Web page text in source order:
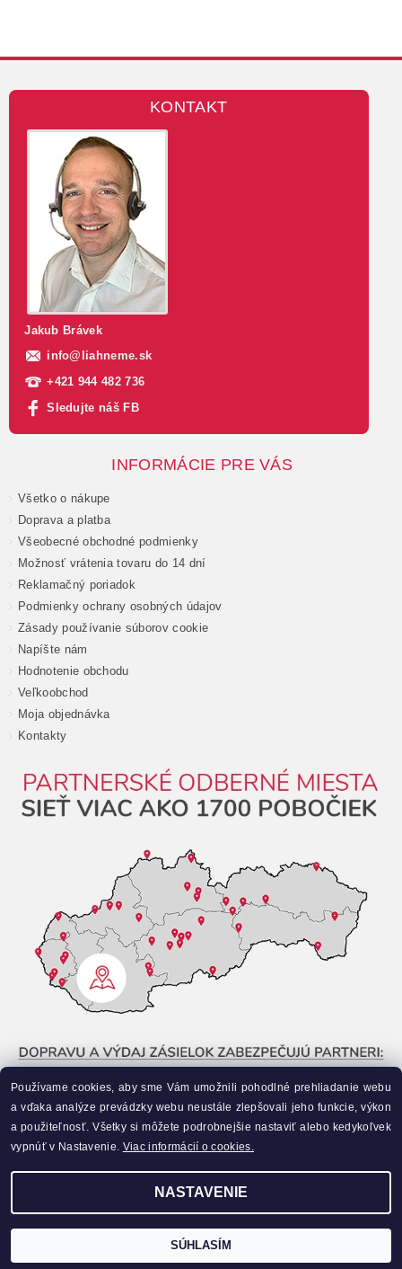
KONTAKT
Jakub Brávek
info@ liahneme.sk
+421 944 482 736
Sledujte náš FB
INFORMÁCIE PRE VÁS
Všetko o nákupe
Doprava a platba
Všeobecné obchodné podmienky
Možnosť vrátenia tovaru do 14 dní
Reklamačný poriadok
Podmienky ochrany osobných údajov
Zásady používanie súborov cookie
Napíšte nám
Hodnotenie obchodu
Veľkoobchod
Moja objednávka
Kontakty
Vytvoril Shoptet
Používame cookies, aby sme Vám umožnili pohodlné prehliadanie webu
a vďaka analýze prevádzky webu neustále zlepšovali jeho funkcie, výkon
a použiteľnosť. Všetky si môžete podrobnejšie nastaviť alebo kedykoľvek
vypnúť v Nastavenie. Viac informácií o cookies.
NASTAVENIE
SÚHLASÍM